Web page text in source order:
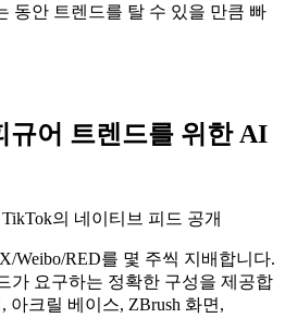
동안 트렌드를 탈 수 있을 만큼 빠
규어 트렌드를 위한 AI
TikTok의 네이티브 피드 공개
Weibo/RED를 몇 주씩 지배합니다.
가 요구하는 정확한 구성을 제공합
크릴 베이스, ZBrush 화면,